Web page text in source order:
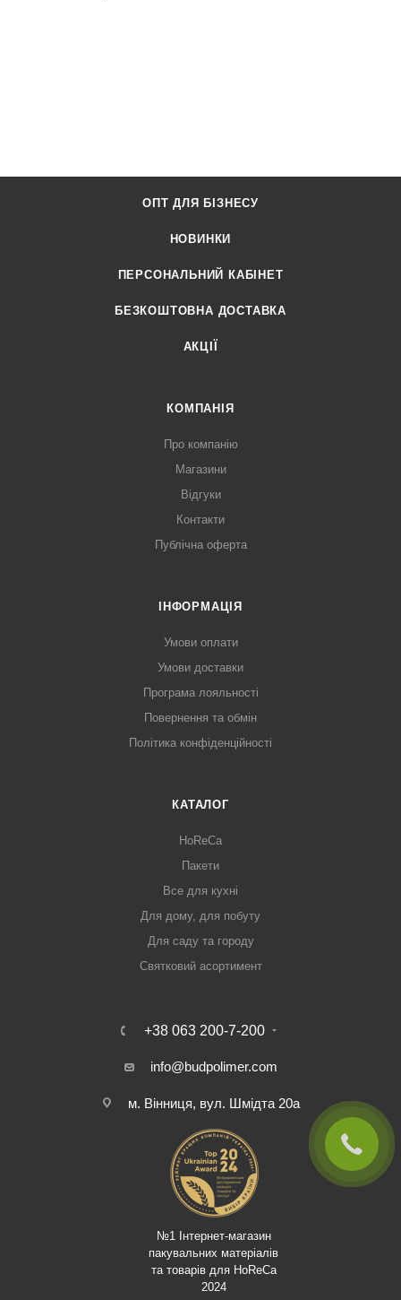
ОПТ ДЛЯ БІЗНЕСУ
НОВИНКИ
ПЕРСОНАЛЬНИЙ КАБІНЕТ
БЕЗКОШТОВНА ДОСТАВКА
АКЦІЇ
КОМПАНІЯ
Про компанію
Магазини
Відгуки
Контакти
Публічна оферта
ІНФОРМАЦІЯ
Умови оплати
Умови доставки
Програма лояльності
Повернення та обмін
Політика конфіденційності
КАТАЛОГ
HoReCa
Пакети
Все для кухні
Для дому, для побуту
Для саду та городу
Святковий асортимент
+38 063 200-7-200
info@budpolimer.com
м. Вінниця, вул. Шмідта 20а
№1 Інтернет-магазин
пакувальних матеріалів
та товарів для HoReCa
2024